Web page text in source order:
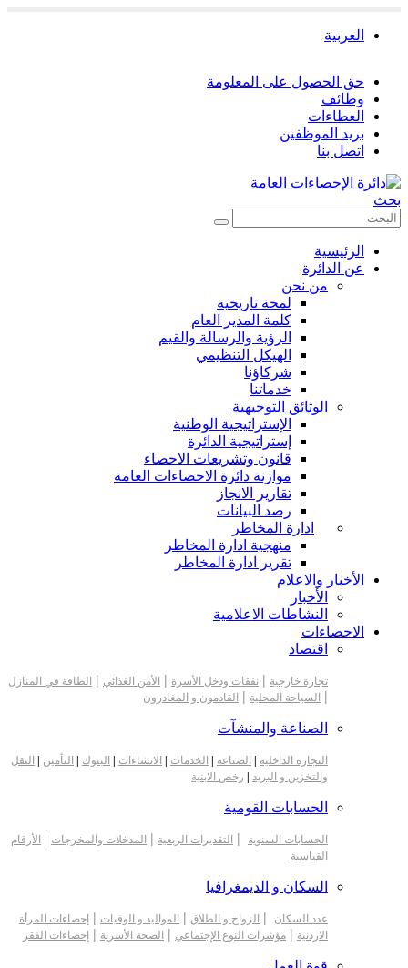
العربية
حق الحصول على المعلومة
وظائف
العطاءات
بريد الموظفين
اتصل بنا
بحث
الرئيسية
عن الدائرة
من نحن
لمحة تاريخية
كلمة المدير العام
الرؤية والرسالة والقيم
الهيكل التنظيمي
شركاؤنا
خدماتنا
الوثائق التوجيهية
الإستراتيجية الوطنية
إستراتيجية الدائرة
قانون وتشريعات الاحصاء
موازنة دائرة الاحصاءات العامة
تقارير الانجاز
رصد البيانات
ادارة المخاطر
منهجية ادارة المخاطر
تقرير ادارة المخاطر
الأخبار والاعلام
الأخبار
النشاطات الاعلامية
الاحصاءات
اقتصاد
تجارة خارجية | نفقات ودخل الأسرة | الأمن الغذائي | الطاقة في المنازل
| السياحة المحلية | القادمون و المغادرون
الصناعة والمنشآت
التجارة الداخلية الصناعة الخدمات الانشاءات البنوك التأمين
النقل
والتخزين و البريد
رخص الابنية
الحسابات القومية
الحسابات السنوية | التقديرات الربعية | المدخلات والمخرجات |
الأرقام
القياسية
السكان و الديمغرافيا
عدد السكان | الزواج و الطلاق | المواليد و الوفيات | إحصاءات المرأة
الاردنية | مؤشرات النوع الإجتماعي | الصحة الأسرية | إحصاءات الفقر